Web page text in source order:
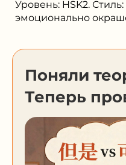
Уровень: HSK2.
эмоционально
Поняли
Теперь